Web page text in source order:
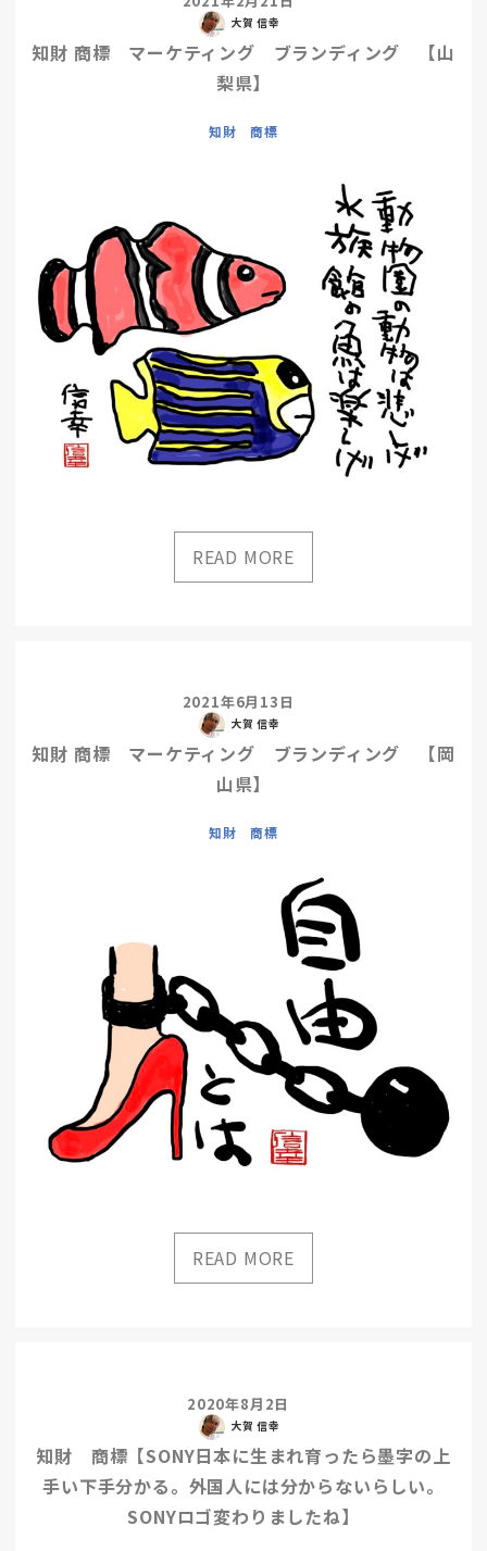
知財 商標 マーケティング ブランディング 【山
梨県】
知財 商標
大賀 信幸
知財 商標 マーケティング ブランディング 【岡
山県】
知財 商標
大賀 信幸
2021年6月13日
知財 商標【SONY日本に生まれ育ったら墨字の上
手い下手分かる。外国人には分からないらしい。
SONYロゴ変わりましたね】
大賀 信幸
2020年8月2日